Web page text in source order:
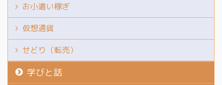
お小遣い稼ぎ
仮想通貨
せどり（転売）
学びと話